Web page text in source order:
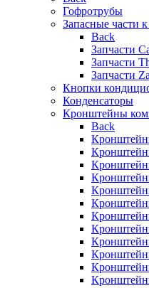
Гофротрубы
Запасные части
Back
Запчасти
Запчасти
Запчасти
Кнопки
Конденсаторы
Кронштейны
Back